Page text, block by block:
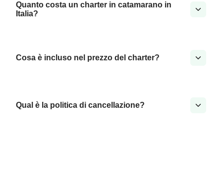
Quanto costa un charter in catamarano in
Italia?
Cosa è incluso nel prezzo del charter?
Qual è la politica di cancellazione?